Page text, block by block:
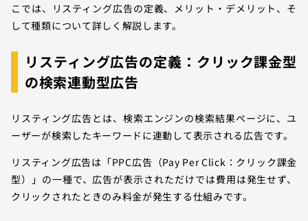
こでは、リスティング広告の定義、メリット・デメリット、そ
して種類について詳しく解説します。
リスティング広告の定義：クリック課金型
の検索連動型広告
リスティング広告とは、検索エンジンの検索結果ページに、ユ
ーザーが検索したキーワードに連動して表示される広告です。
リスティング広告は「PPC広告（Pay Per Click：クリック課金
型）」の一種で、広告が表示されただけでは費用は発生せず、
クリックされたときのみ料金が発生する仕組みです。